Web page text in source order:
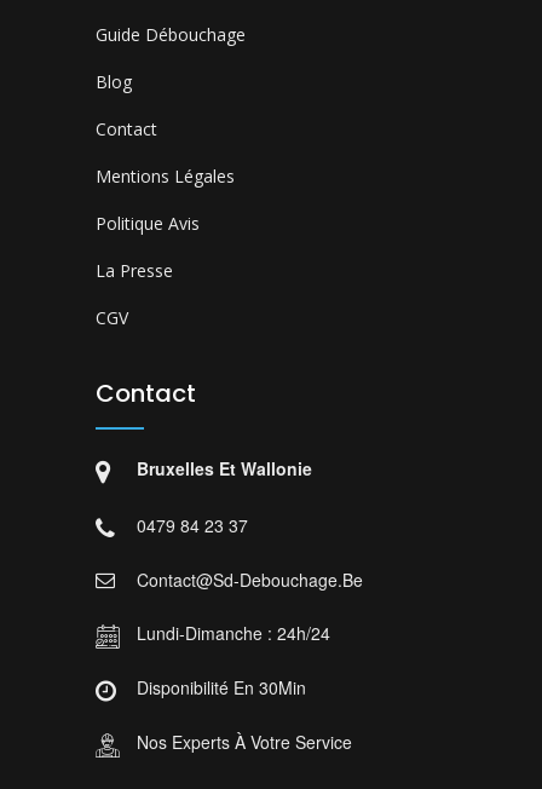
Guide Débouchage
Blog
Contact
Mentions Légales
Politique Avis
La Presse
CGV
Contact
Bruxelles Et Wallonie
0479 84 23 37
Contact@sd-Debouchage.be
Lundi-Dimanche : 24h/24
Disponibilité En 30Min
Nos Experts À Votre Service